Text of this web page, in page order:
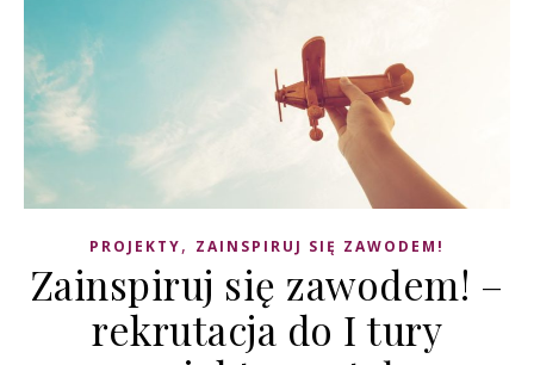
PROJEKTY, ZAINSPIRUJ SIĘ ZAWODEM!
Zainspiruj się zawodem! –
rekrutacja do I tury